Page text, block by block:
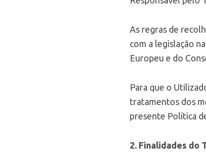
As regras de
com a legislação
Europeu e do
Para que o
tratamentos dos
presente Política
2. Finalidades do